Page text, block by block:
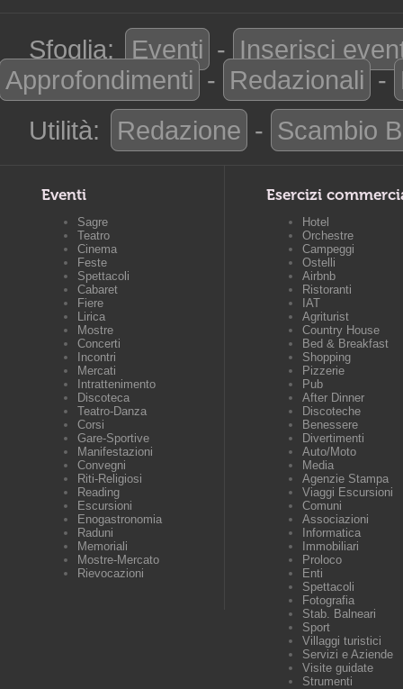
Sfoglia: Eventi - Inserisci
Approfondimenti - Redazionali -
Utilità:
Redazione - Scambio
Eventi
Sagre
Teatro
Cinema
Feste
Spettacoli
Cabaret
Fiere
Lirica
Mostre
Concerti
Incontri
Mercati
Intrattenimento
Discoteca
Teatro-Danza
Corsi
Gare-Sportive
Manifestazioni
Convegni
Riti-Religiosi
Reading
Escursioni
Enogastronomia
Raduni
Memoriali
Mostre-Mercato
Rievocazioni
Esercizi
Hotel
Orchestre
Campeggi
Ostelli
Airbnb
Ristoranti
IAT
Agriturist
Country House
Bed & Breakfast
Shopping
Pizzerie
Pub
After Dinner
Discoteche
Benessere
Divertimenti
Auto/Moto
Media
Agenzie Stampa
Viaggi Escursioni
Comuni
Associazioni
Informatica
Immobiliari
Proloco
Enti
Spettacoli
Fotografia
Stab. Balneari
Sport
Villaggi turistici
Servizi e Aziende
Visite guidate
Strumenti